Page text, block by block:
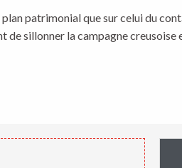
patrimonial que sur celui du
de sillonner la campagne creusoise